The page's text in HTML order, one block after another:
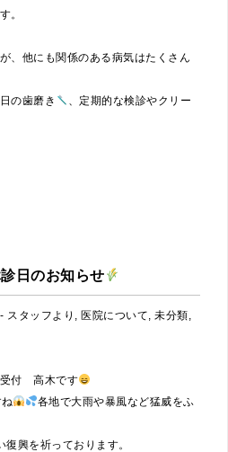
。
、他にも関係のある病気はたくさん
の歯磨き
、定期的な検診やクリー
日のお知らせ
スタッフより 医院について 未分類
付 高木です
各地で大雨や暴風など猛威をふ
興を祈っております。